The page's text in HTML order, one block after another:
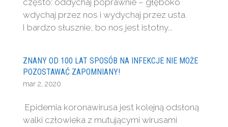
często: oddychaj poprawnie – głęboko
wdychaj przez nos i wydychaj przez usta.
I bardzo słusznie, bo nos jest istotny...
ZNANY OD 100 LAT SPOSÓB NA INFEKCJE NIE MOŻE
POZOSTAWAĆ ZAPOMNIANY!
mar 2, 2020
Epidemia koronawirusa jest kolejną odsłoną
walki człowieka z mutującymi wirusami